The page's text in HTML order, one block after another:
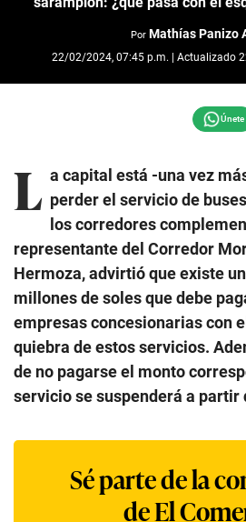
Por Mathías Panizo
22/02/2024, 07:45 p.m. | Actualizado
L a capital está -una vez
perder el servicio de
los corredores
representante del Corredor
Hermoza, advirtió que existe
millones de soles que debe
empresas concesionarias con
quiebra de estos servicios.
de no pagarse el monto
servicio se suspenderá a partir